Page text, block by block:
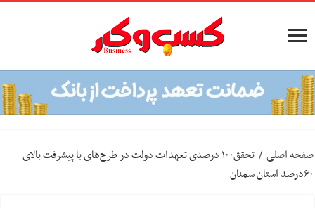
صفحه اصلی /
تحقق۱۰۰ درصدی تعهدات دولت در طرح‌های با پیشرفت بالای
۶۰درصد استان سمنان